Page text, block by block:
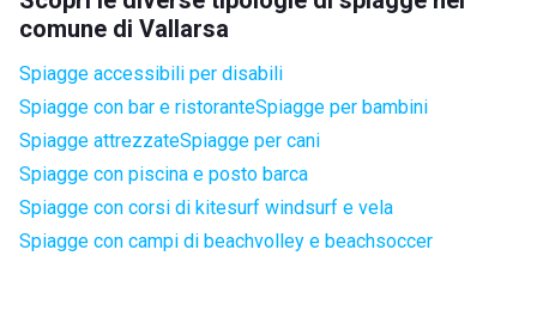
comune di Vallarsa
Spiagge accessibili per disabili
Spiagge con bar e ristoranteSpiagge per bambini
Spiagge attrezzateSpiagge per cani
Spiagge con piscina e posto barca
Spiagge con corsi di kitesurf windsurf e vela
Spiagge con campi di beachvolley e beachsoccer